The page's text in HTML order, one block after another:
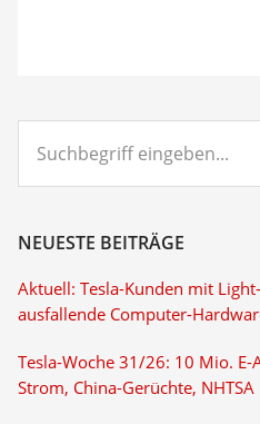
eingeben...
NEUESTE BEITRÄGE
Aktuell: Tesla-Kunden mit
ausfallende Computer-
Tesla-Woche 31/26: 10 Mio. E-
Strom, China-Gerüchte,